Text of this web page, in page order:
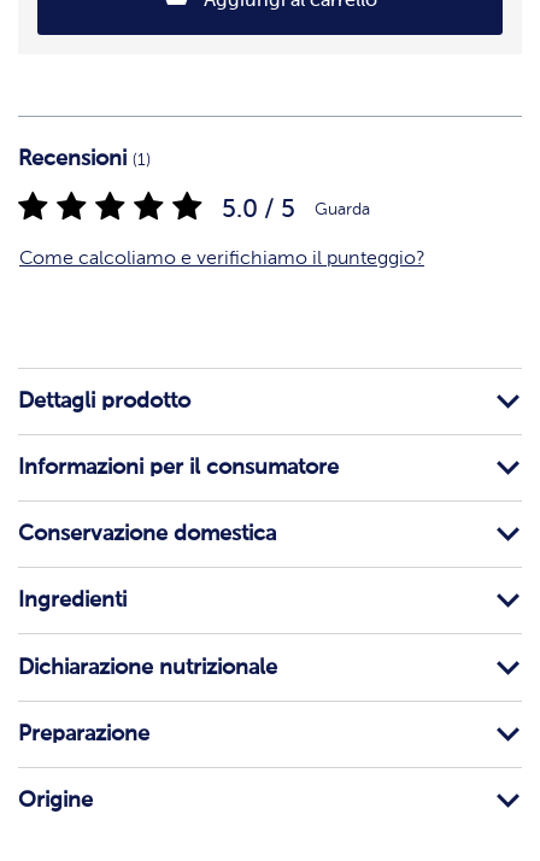
Recensioni (1)
5.0 / 5 Guarda
Come calcoliamo e verifichiamo il punteggio?
Dettagli prodotto
Informazioni per il consumatore
Conservazione domestica
Ingredienti
Dichiarazione nutrizionale
Preparazione
Origine